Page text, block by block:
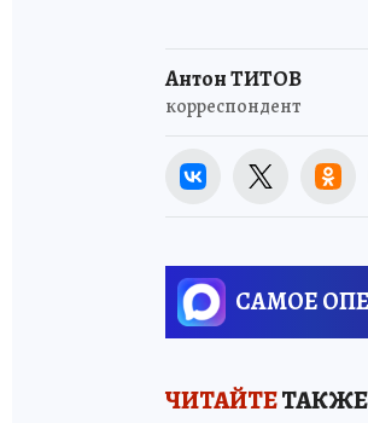
Антон ТИТОВ
корреспондент
САМОЕ
ЧИТАЙТЕ